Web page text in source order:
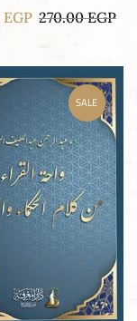
270.00EGP
EGP
SALE